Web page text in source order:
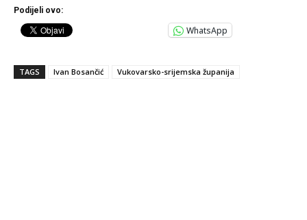
Podijeli ovo:
WhatsApp
TAGS Ivan Bosančić Vukovarsko-srijemska županija